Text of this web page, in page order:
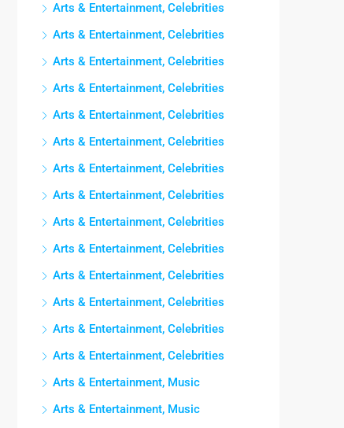
Arts & Entertainment, Celebrities
Arts & Entertainment, Celebrities
Arts & Entertainment, Celebrities
Arts & Entertainment, Celebrities
Arts & Entertainment, Celebrities
Arts & Entertainment, Celebrities
Arts & Entertainment, Celebrities
Arts & Entertainment, Celebrities
Arts & Entertainment, Celebrities
Arts & Entertainment, Celebrities
Arts & Entertainment, Celebrities
Arts & Entertainment, Celebrities
Arts & Entertainment, Celebrities
Arts & Entertainment, Celebrities
Arts & Entertainment, Music
Arts & Entertainment, Music